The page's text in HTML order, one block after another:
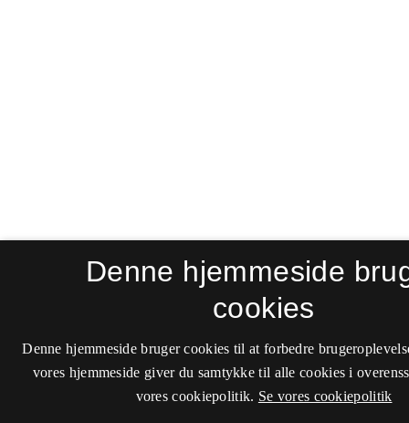
Denne hjemmeside
cookies
Denne hjemmeside bruger cookies til at forbedre
vores hjemmeside giver du samtykke til alle cookies i
vores cookiepolitik. Se vores cookiepolitik